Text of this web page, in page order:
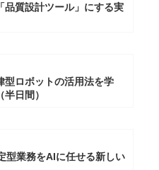
品質設計ツール」にする実
型ロボットの活用法を学
日間）
業務をAIに任せる新しい